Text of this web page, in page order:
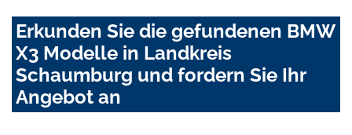
Erkunden Sie die gefundenen BMW
X3 Modelle in Landkreis
Schaumburg und fordern Sie Ihr
Angebot an